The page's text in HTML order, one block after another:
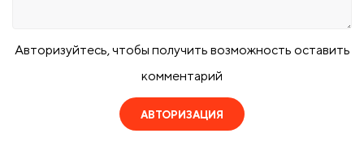
Авторизуйтесь, чтобы получить возможность оставить
комментарий
АВТОРИЗАЦИЯ